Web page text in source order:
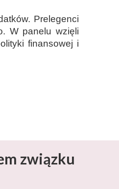
Prelegenci
W panelu wzięli
finansowej i
związku